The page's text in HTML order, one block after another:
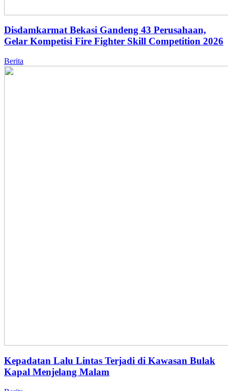
Disdamkarmat Bekasi Gandeng 43 Perusahaan,
Gelar Kompetisi Fire Fighter Skill Competition 2026
Berita
Kepadatan Lalu Lintas Terjadi di Kawasan Bulak
Kapal Menjelang Malam